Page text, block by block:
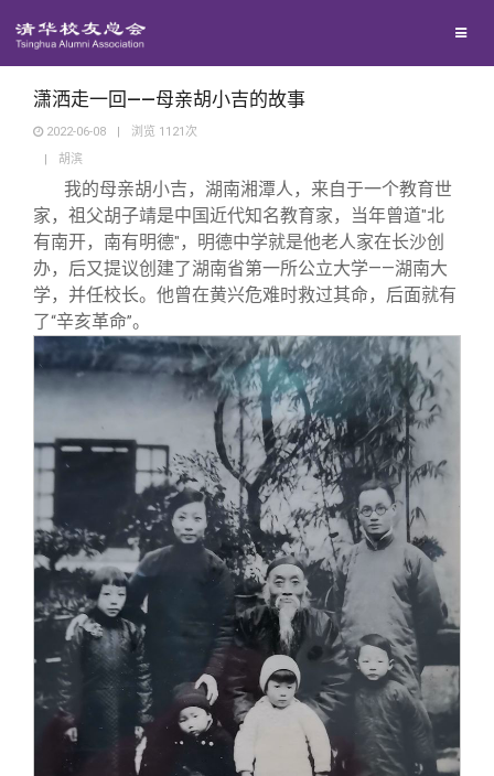
西南联大校友会
捐赠项目
捐赠新闻
捐赠纪事
捐赠方法
义工计划
媒体平台
《清华校友通讯》
《水木清华》
我要订阅
新媒体平台
百年清华
清华人物
清华故事
青春风采
校友文苑
校友讲坛
校友视界
校友服务
终身学习
信息化服务
三创大赛
实用信息
校友总会
总会简介
会长致辞
总会章程
理事会名单
制度法规
关闭
潇洒走一回——母亲胡小吉的故事
2022-06-08 | 浏览 1121 次
|
胡滨
我的母亲胡小吉，湖南湘潭人，来自于一个教育世
家，祖父胡子靖是中国近代知名教育家，当年曾道"北
有南开，南有明德" ，明德中学就是他老人家在长沙创
办，后又提议创建了湖南省第一所公立大学——湖南大
学，并任校长。他曾在黄兴危难时救过其命，后面就有
了“辛亥革命”。